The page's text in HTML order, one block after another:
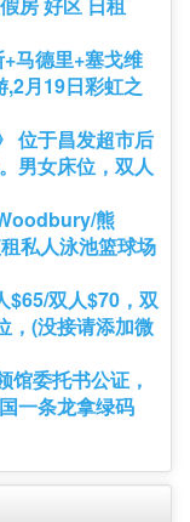
房 好区 日租
+马德里+塞戈维
,2月19日彩虹之
位于昌发超市后
男女床位，双人
熊
私人泳池篮球场
$65/双人$70，双
，(没接请添加微
馆委托书公证，
一条龙拿绿码